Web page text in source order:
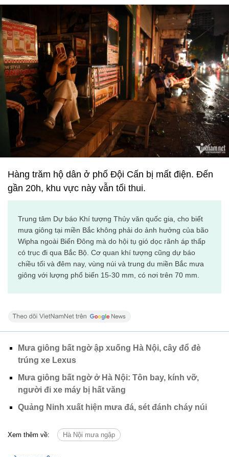
Hàng trăm hộ dân ở phố Đội Cấn bị mất điện. Đến
gần 20h, khu vực này vẫn tối thui.
Trung tâm Dự báo Khí tượng Thủy văn quốc gia, cho biết
mưa giông tại miền Bắc không phải do ảnh hưởng của bão
Wipha ngoài Biển Đông mà do hội tụ gió dọc rãnh áp thấp
có trục đi qua Bắc Bộ. Cơ quan khí tượng cũng dự báo
chiều tối và đêm nay, vùng núi và trung du miền Bắc mưa
giông với lượng phổ biến 15-30 mm, có nơi trên 70 mm.
Mưa giông bất ngờ ập xuống Hà Nội, cây đổ đè
trúng xe Lexus
Mưa giông bất ngờ ở Hà Nội: Tôn bay, kính vỡ,
người đi xe máy bị hất văng
Quảng Ninh xuất hiện mưa đá, sét đánh cháy núi
Xem thêm về: Hà Nội mưa ngập